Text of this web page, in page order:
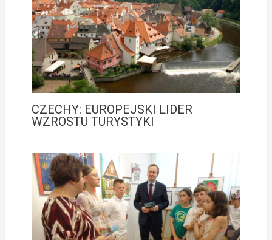
CZECHY: EUROPEJSKI LIDER
WZROSTU TURYSTYKI